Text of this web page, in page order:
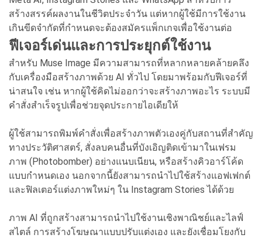
สร้างสรรค์ผลงานในชีวิตประจำวัน แต่หากผู้ใช้มีการใช้งาน
เกินขีดจำกัดที่กำหนดจะต้องสมัครแพ็กเกจเพื่อใช้งานต่อ
ฟีเจอร์เด่นและการประยุกต์ใช้งาน
สำหรับ Muse Image มีความสามารถที่หลากหลายคล้ายคลึง
กับเครื่องมือสร้างภาพด้วย AI ทั่วไป โดยมาพร้อมกับฟีเจอร์ที่
น่าสนใจ เช่น หากผู้ใช้คิดไม่ออกว่าจะสร้างภาพอะไร ระบบมี
คำสั่งสำเร็จรูปเพื่อช่วยจุดประกายไอเดียให้
ผู้ใช้สามารถพิมพ์คำสั่งเพื่อสร้างภาพตัวเองคู่กับสถานที่สำคัญ
ทางประวัติศาสตร์, สั่งลบคนอื่นที่บังเอิญติดเข้ามาในเฟรม
ภาพ (Photobomber) อย่างแนบเนียน, หรือสร้างคิวอาร์โค้ด
แบบกำหนดเอง นอกจากนี้ยังสามารถนำไปใช้สร้างแอฟเฟกต์
และฟิลเตอร์แต่งภาพใหม่ๆ ใน Instagram Stories ได้ด้วย
ภาพ AI ที่ถูกสร้างสามารถนำไปใช้งานเชิงพาณิชย์และไลฟ์
สไตล์ การสร้างโฆษณาแบบปรับแต่งเอง และยังเชื่อมโยงกับ